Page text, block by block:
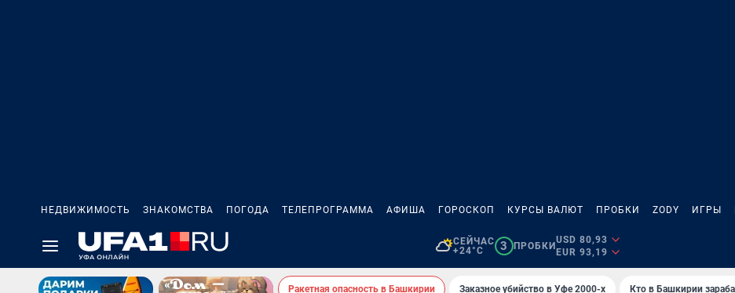
НЕДВИЖИМОСТЬ ЗНАКОМСТВА ПОГОДА ТЕЛЕПРОГРАММА АФИША ГОРОСКОП КУРСЫ ВАЛЮТ ПРОБКИ ZODY ИГРЫ
СЕЙЧАС
+24°C
3 ПРОБКИ
USD 80,93
EUR 93,19
Ракетная опасность в Башкирии Заказное убийство в Уфе 2000-х Кто в Башкирии